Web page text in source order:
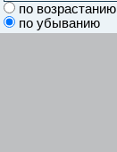
по возрастанию
по убыванию